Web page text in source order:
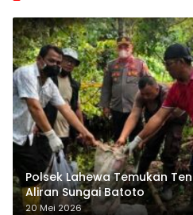
Polsek Lahewa Temukan
Aliran Sungai Batoto
20 Mei 2026